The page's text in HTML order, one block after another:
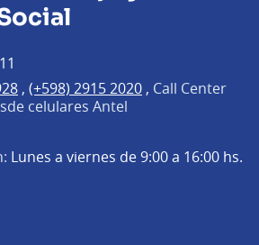
, (+598) 2915 2020 , Call Center
celulares Antel
Lunes a viernes de 9:00 a 16:00 hs.